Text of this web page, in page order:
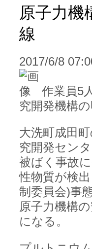
原子力機
線
2017/6/8
作業員5
究開発機構
大洗町成田
究開発セン
被ばく事故
性物質が検
制委員会)事
原子力機構
になる。